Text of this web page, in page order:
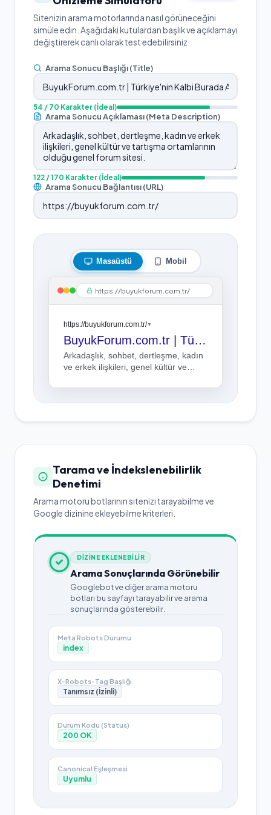
Sitenizin arama motorlarında nasıl görüneceğini
simüle edin. Aşağıdaki kutulardan başlık ve açıklamayı
değiştirerek canlı olarak test edebilirsiniz.
Arama Sonucu Başlığı (Title)
54 / 70 Karakter (İdeal)
Arama Sonucu Açıklaması (Meta Description)
122 / 170 Karakter (İdeal)
Arama Sonucu Bağlantısı (URL)
Masaüstü Mobil
https://buyukforum.com.tr/
https://buyukforum.com.tr/ ▼
BuyukForum.com.tr | Türkiye'nin Kalbi Burada Atıyor...
Arkadaşlık, sohbet, dertleşme, kadın
ve erkek ilişkileri, genel kültür ve
forum sitesi.
Tarama ve İndekslenebilirlik
Denetimi
Arama motoru botlarının sitenizi tarayabilme ve
Google dizinine ekleyebilme kriterleri.
DİZİNE EKLENEBİLİR
Arama Sonuçlarında Görünebilir
Googlebot ve diğer arama motoru
botları bu sayfayı tarayabilir ve arama
sonuçlarında gösterebilir.
Meta Robots Durumu
index
X-Robots-Tag Başlığı
Tanımsız (İzinli)
Durum Kodu (Status)
200 OK
Canonical Eşleşmesi
Uyumlu